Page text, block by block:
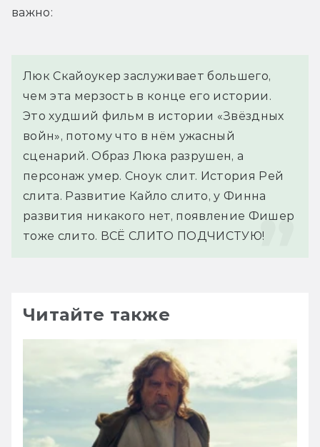
важно:
Люк Скайоукер заслуживает большего,
чем эта мерзость в конце его истории.
Это худший фильм в истории «Звёздных
войн», потому что в нём ужасный
сценарий. Образ Люка разрушен, а
персонаж умер. Сноук слит. История Рей
слита. Развитие Кайло слито, у Финна
развития никакого нет, появление Фишер
тоже слито. ВСЁ СЛИТО ПОДЧИСТУЮ!
Читайте также